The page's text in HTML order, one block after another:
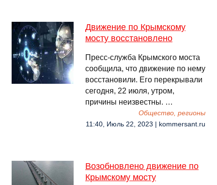
Движение по Крымскому
мосту восстановлено
Пресс-служба Крымского моста
сообщила, что движение по нему
восстановили. Его перекрывали
сегодня, 22 июля, утром,
причины неизвестны. …
Общество, регионы
11:40, Июль 22, 2023 | kommersant.ru
Возобновлено движение по
Крымскому мосту